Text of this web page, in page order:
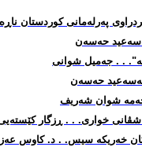
. . جه‌میل شوانی
حه‌سه‌ن
شوان شه‌ریف
خواری. . . ڕزگار
خه‌ریكه‌ سیس. . د. كاوس